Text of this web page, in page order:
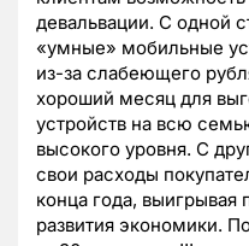
девальвации. С одной
«умные» мобильные
из-за слабеющего
хороший месяц для
устройств на всю
высокого уровня. С
свои расходы
конца года,
развития экономики.